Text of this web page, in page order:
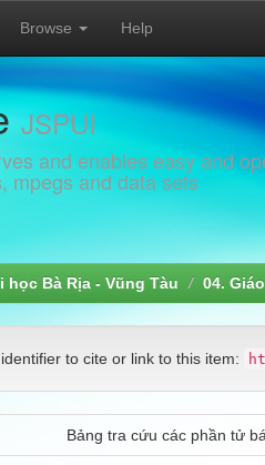
Browse Help
JSPUI
and enables easy and
mpegs and data sets
Bà Rịa - Vũng Tàu 04.
to cite or link to this item:
Bảng tra cứu các phần tử